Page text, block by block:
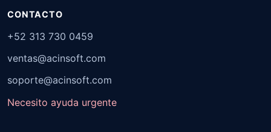
CONTACTO
+52 313 730 0459
ventas@acinsoft.com
soporte@acinsoft.com
Necesito ayuda urgente